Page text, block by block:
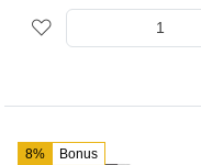
8% Bonus